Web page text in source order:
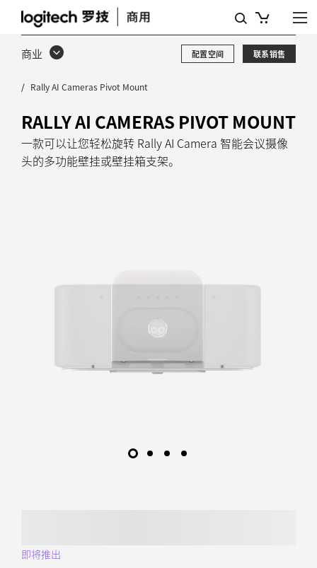
RALLY
AI
CAMERA
智
能
会
议
商业 联系销售
配置空间
Rally AI Cameras Pivot Mount
RALLY AI CAMERAS PIVOT MOUNT
一款可以让您轻松旋转 Rally AI Camera 智能会议摄像
头的多功能壁挂或壁挂箱支架。
即将推出